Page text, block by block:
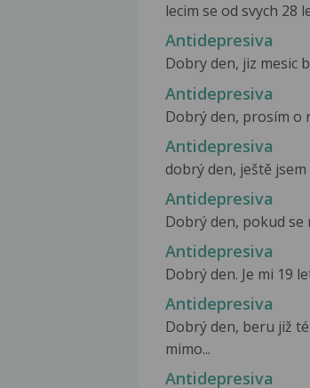
lecim se od svych 28
Antidepresiva
Dobry den, jiz mesic
Antidepresiva
Dobrý den, prosím o
Antidepresiva
dobrý den, ještě
Antidepresiva
Dobrý den, pokud se
Antidepresiva
Dobrý den. Je mi 19
Antidepresiva
Dobrý den, beru již
mimo...
Antidepresiva